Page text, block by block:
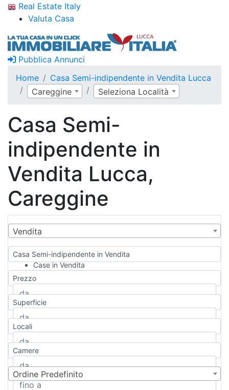
Real Estate Italy
Valuta Casa
Pubblica Annunci
Home
Casa Semi-indipendente in Vendita Lucca
Careggine
Seleziona Località
Casa Semi-
indipendente in
Vendita Lucca,
Careggine
Vendita
Casa Semi-indipendente in Vendita
Case in Vendita
Qualsiasi
Appartamento
Casa indipendente
Casa Semi-indipendente
Attico/Mansarda
Rustico/Casale
Camera d'Albergo
Multiproprietà
Prezzo
Superficie
Locali
Camere
Ordine Predefinito